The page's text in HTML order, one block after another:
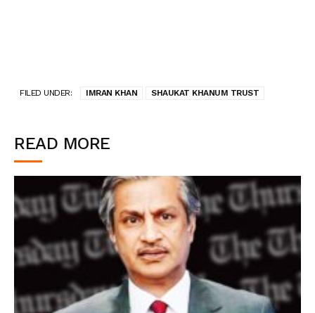
FILED UNDER: IMRAN KHAN SHAUKAT KHANUM TRUST
READ MORE